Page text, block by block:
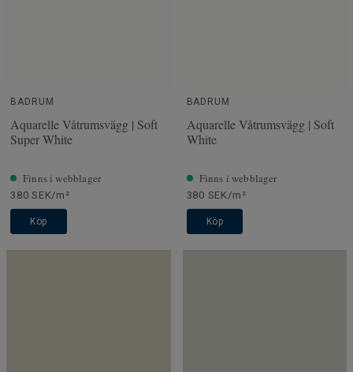
BADRUM
Aquarelle Våtrumsvägg | Soft
Super White
Finns i webblager
380 SEK/m²
Köp
BADRUM
Aquarelle Våtrumsvägg | Soft
White
Finns i webblager
380 SEK/m²
Köp